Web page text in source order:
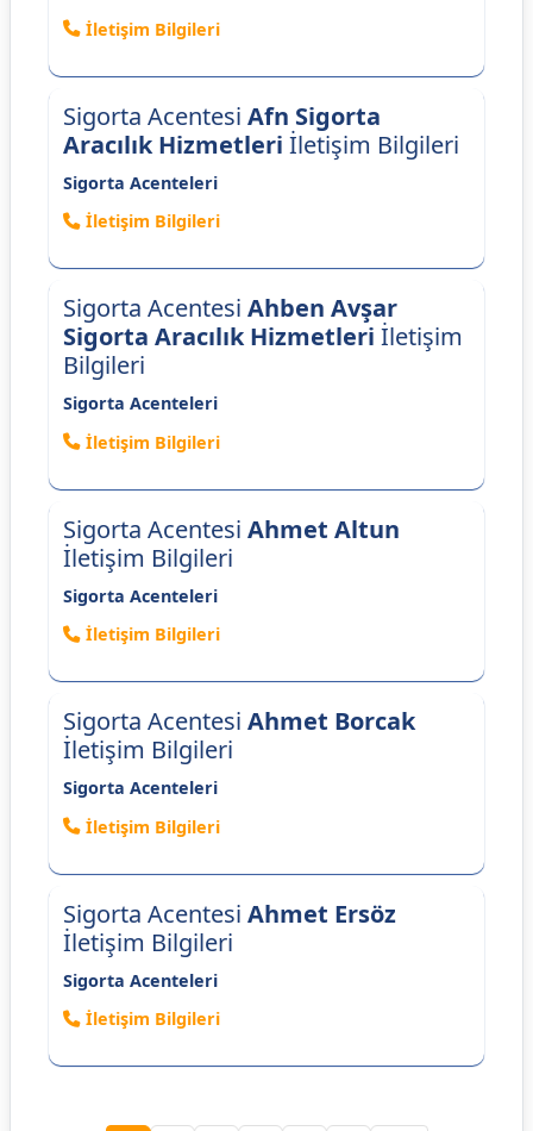
İletişim Bilgileri
Sigorta Acentesi Afn Sigorta
Aracılık Hizmetleri İletişim Bilgileri
Sigorta Acenteleri
İletişim Bilgileri
Sigorta Acentesi Ahben Avşar
Sigorta Aracılık Hizmetleri İletişim
Bilgileri
Sigorta Acenteleri
İletişim Bilgileri
Sigorta Acentesi Ahmet Altun
İletişim Bilgileri
Sigorta Acenteleri
İletişim Bilgileri
Sigorta Acentesi Ahmet Borcak
İletişim Bilgileri
Sigorta Acenteleri
İletişim Bilgileri
Sigorta Acentesi Ahmet Ersöz
İletişim Bilgileri
Sigorta Acenteleri
İletişim Bilgileri